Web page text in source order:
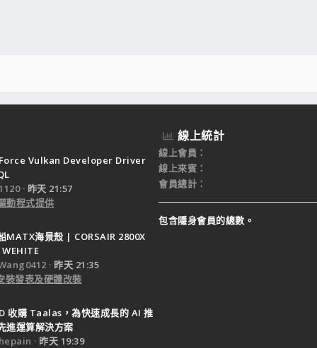
Vulkan Developer Driver
昨天 21:57
動程式提供
MATX海景殼 | CORSAIR 2800X
WEHITE
昨天 21:35
裝發表及硬體改裝
收購 Taalas，為快速成長的 AI 推
進運算解決方案
昨天 19:39
線上統計
線上會員
線上來賓
會員總計
包含隱身會員的總數。